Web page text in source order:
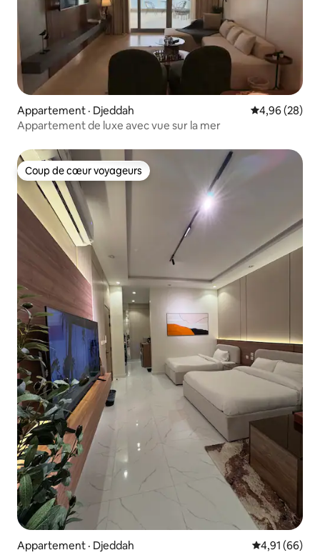
Appartement · Djeddah Note
4,96 (28)
Appartement de luxe avec vue sur la mer
Coup de cœur voyageurs
Coup de cœur voyageurs
Appartement · Djeddah Note
4,91 (66)